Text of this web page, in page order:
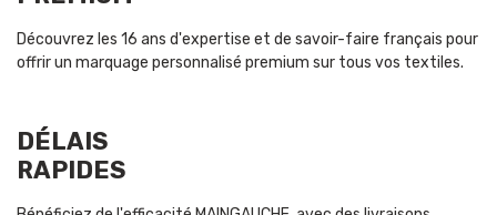
Découvrez les 16 ans d'expertise et de savoir-faire français pour
offrir un marquage personnalisé premium sur tous vos textiles.
DÉLAIS
RAPIDES